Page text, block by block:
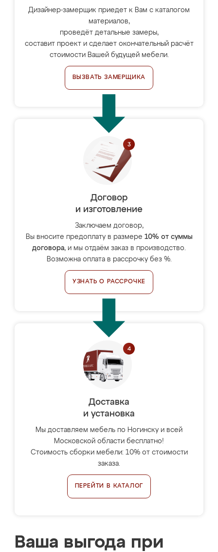
Дизайнер-замерщик приедет к Вам с каталогом
материалов,
проведёт детальные замеры,
составит проект и сделает окончательный расчёт
стоимости Вашей будущей мебели.
ВЫЗВАТЬ ЗАМЕРЩИКА
Договор
и изготовление
Заключаем договор,
Вы вносите предоплату в размере 10% от суммы
договора, и мы отдаём заказ в производство.
Возможна оплата в рассрочку без %.
УЗНАТЬ О РАССРОЧКЕ
Доставка
и установка
Мы доставляем мебель по Ногинску и всей
Московской области бесплатно!
Стоимость сборки мебели: 10% от стоимости
заказа.
ПЕРЕЙТИ В КАТАЛОГ
Ваша выгода при